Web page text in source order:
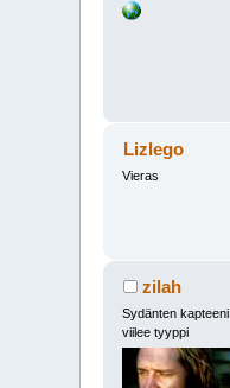
Lizlego
Vieras
zilah
Sydänten kapteeni
viilee tyyppi